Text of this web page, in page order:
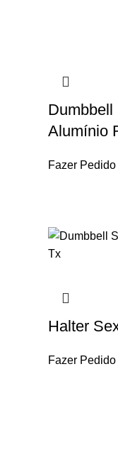
Dumbbell
Alumínio
Fazer Pedido
Halter
Fazer Pedido